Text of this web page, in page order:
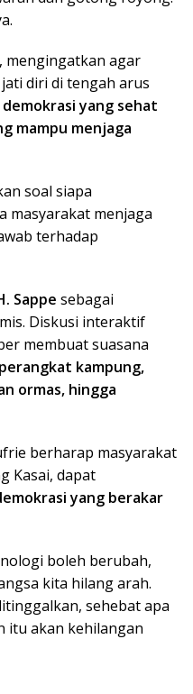
, mengingatkan agar
diri di tengah arus
demokrasi yang sehat
mampu menjaga
soal siapa
masyarakat menjaga
terhadap
Sappe sebagai
Diskusi interaktif
membuat suasana
perangkat kampung,
ormas, hingga
berharap masyarakat
Kasai, dapat
yang berakar
boleh berubah,
kita hilang arah.
sehebat apa
itu akan kehilangan